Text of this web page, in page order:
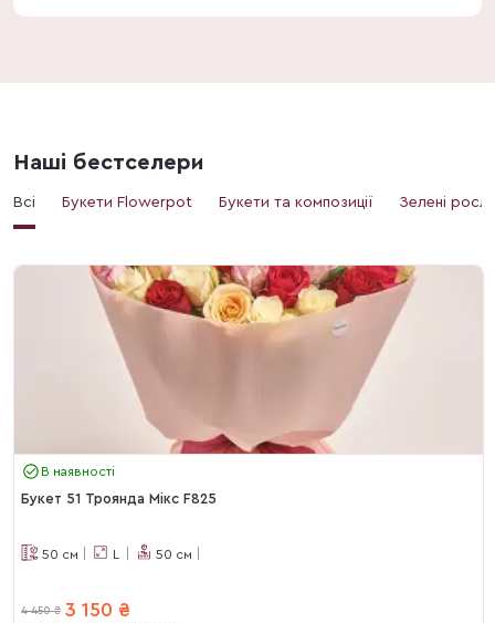
Наші бестселери
Всі Букети Flowerpot Букети та композиції Зелені
В наявності
Букет 51 Троянда Мікс F825
50 см L 50 см
4 450 ₴ 3 150 ₴